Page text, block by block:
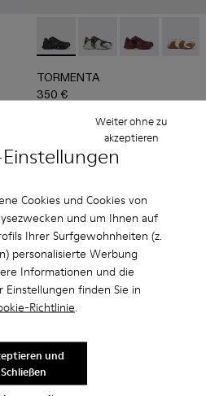
Cookies und Cookies von
und um Ihnen auf
Ihrer Surfgewohnheiten (z.
personalisierte Werbung
Informationen und die
Einstellungen finden Sie in
Richtlinie.
Weiter ohne zu
akzeptieren
und
Schließen
TORMENTA - A500013-
TORMENTA -
TORMENTA
TORMENTA
350 €
Hinzufügen
Weißer Textil-Sneaker
028
A500013-027- A500013-026
Tormenta - A500013-025
TOSSU - A500005-002 -